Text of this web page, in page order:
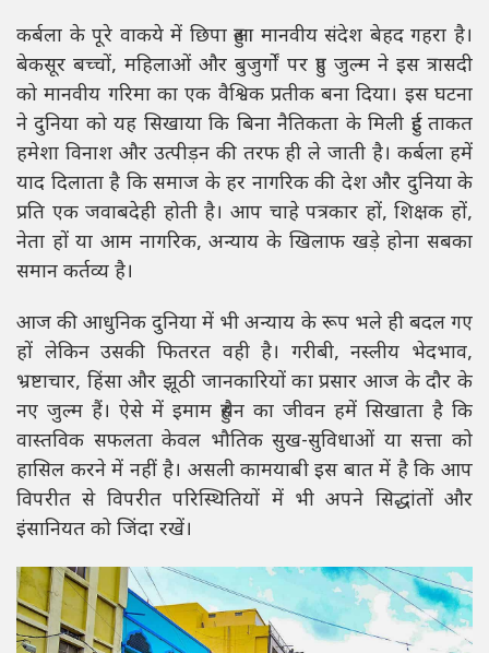
कर्बला के पूरे वाकये में छिपा हुआ मानवीय संदेश बेहद गहरा है।
बेकसूर बच्चों, महिलाओं और बुजुर्गों पर हुए जुल्म ने इस त्रासदी
को मानवीय गरिमा का एक वैश्विक प्रतीक बना दिया। इस घटना
ने दुनिया को यह सिखाया कि बिना नैतिकता के मिली हुई ताकत
हमेशा विनाश और उत्पीड़न की तरफ ही ले जाती है। कर्बला हमें
याद दिलाता है कि समाज के हर नागरिक की देश और दुनिया के
प्रति एक जवाबदेही होती है। आप चाहे पत्रकार हों, शिक्षक हों,
नेता हों या आम नागरिक, अन्याय के खिलाफ खड़े होना सबका
समान कर्तव्य है।
आज की आधुनिक दुनिया में भी अन्याय के रूप भले ही बदल गए
हों लेकिन उसकी फितरत वही है। गरीबी, नस्लीय भेदभाव,
भ्रष्टाचार, हिंसा और झूठी जानकारियों का प्रसार आज के दौर के
नए जुल्म हैं। ऐसे में इमाम हुसैन का जीवन हमें सिखाता है कि
वास्तविक सफलता केवल भौतिक सुख-सुविधाओं या सत्ता को
हासिल करने में नहीं है। असली कामयाबी इस बात में है कि आप
विपरीत से विपरीत परिस्थितियों में भी अपने सिद्धांतों और
इंसानियत को जिंदा रखें।